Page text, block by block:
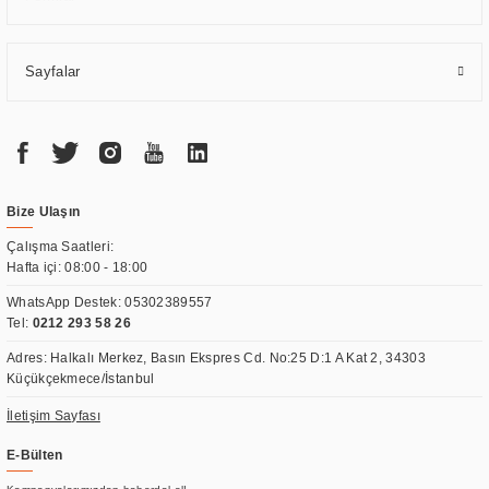
Sayfalar
Bize Ulaşın
Çalışma Saatleri:
Hafta içi: 08:00 - 18:00
WhatsApp Destek:05302389557
Tel: 0212 293 58 26
Adres: Halkalı Merkez, Basın Ekspres Cd. No:25 D:1 A Kat 2, 34303
Küçükçekmece/İstanbul
İletişim Sayfası
E-Bülten